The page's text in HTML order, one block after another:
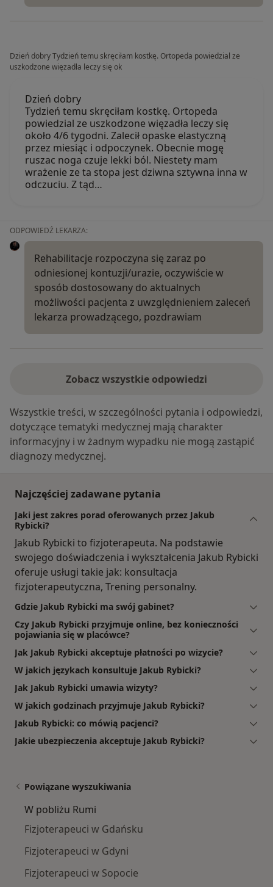
Dzień dobry Tydzień temu skręciłam kostkę. Ortopeda powiedzial ze
uszkodzone więzadła leczy się ok
Dzień dobry
Tydzień temu skręciłam kostkę. Ortopeda
powiedzial ze uszkodzone więzadła leczy się
około 4/6 tygodni. Zalecił opaske elastyczną
przez miesiąc i odpoczynek. Obecnie mogę
ruszac noga czuje lekki ból. Niestety mam
wrażenie ze ta stopa jest dziwna sztywna inna w
odczuciu. Z tąd…
ODPOWIEDŹ LEKARZA:
Rehabilitacje rozpoczyna się zaraz po
odniesionej kontuzji/urazie, oczywiście w
sposób dostosowany do aktualnych
możliwości pacjenta z uwzględnieniem zaleceń
lekarza prowadzącego, pozdrawiam
Zobacz wszystkie odpowiedzi
Wszystkie treści, w szczególności pytania i odpowiedzi,
dotyczące tematyki medycznej mają charakter
informacyjny i w żadnym wypadku nie mogą zastąpić
diagnozy medycznej.
Najczęściej zadawane pytania
Jaki jest zakres porad oferowanych przez Jakub
Rybicki?
Jakub Rybicki to fizjoterapeuta. Na podstawie
swojego doświadczenia i wykształcenia Jakub Rybicki
oferuje usługi takie jak: konsultacja
fizjoterapeutyczna, Trening personalny.
Gdzie Jakub Rybicki ma swój gabinet?
Czy Jakub Rybicki przyjmuje online, bez konieczności
pojawiania się w placówce?
Jak Jakub Rybicki akceptuje płatności po wizycie?
W jakich językach konsultuje Jakub Rybicki?
Jak Jakub Rybicki umawia wizyty?
W jakich godzinach przyjmuje Jakub Rybicki?
Jakub Rybicki: co mówią pacjenci?
Jakie ubezpieczenia akceptuje Jakub Rybicki?
Powiązane wyszukiwania
W pobliżu Rumi
Fizjoterapeuci w Gdańsku
Fizjoterapeuci w Gdyni
Fizjoterapeuci w Sopocie